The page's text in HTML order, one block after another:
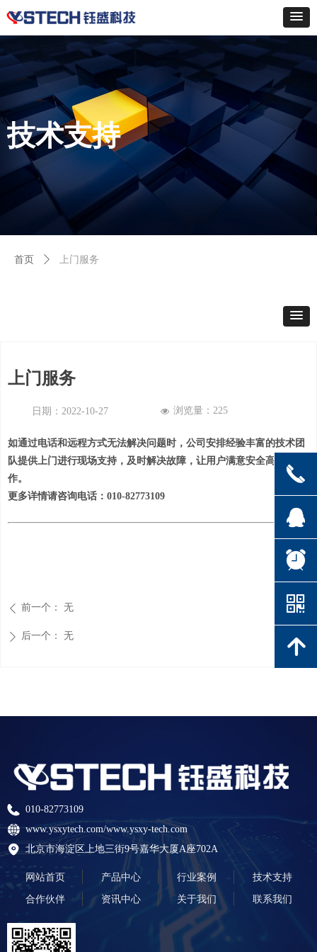
上门服务
如通过电话和远程方式无法解决问题时，公司安排经验丰富的技术团
队提供上门进行现场支持，及时解决故障，让用户满意安全高效的工
作。
更多详情请咨询电话：010-82773109
ꄴ 前一个： 无
ꄲ 后一个： 无
日期： 2022-10-27 넶 浏览量： 225
首页 ꄲ 上门服务
技术支持
010-82773109
www.ysxytech.com/www.ysxy-tech.com
北京市海淀区上地三街9号嘉华大厦A座702A
网站首页 产品中心 行业案例 技术支持
合作伙伴 资讯中心 关于我们 联系我们
끅
뀩
뀥
낃
녕